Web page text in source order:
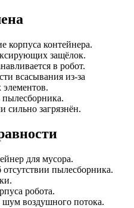
корпуса контейнера.
защёлок.
в робот.
всасывания из-за
сильно загрязнён.
для мусора.
пылесборника.
робота.
воздушного потока.